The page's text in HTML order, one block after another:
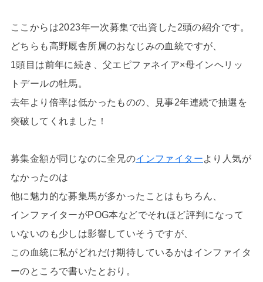
ここからは2023年一次募集で出資した2頭の紹介です。
どちらも高野厩舎所属のおなじみの血統ですが、
1頭目は前年に続き、父エピファネイア×母インヘリッ
トデールの牡馬。
去年より倍率は低かったものの、見事2年連続で抽選を
突破してくれました！
募集金額が同じなのに全兄のインファイターより人気が
なかったのは
他に魅力的な募集馬が多かったことはもちろん、
インファイターがPOG本などでそれほど評判になって
いないのも少しは影響していそうですが、
この血統に私がどれだけ期待しているかはインファイタ
ーのところで書いたとおり。